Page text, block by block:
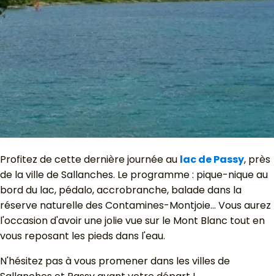
Profitez de cette dernière journée au lac de Passy, près
de la ville de Sallanches. Le programme : pique-nique au
bord du lac, pédalo, accrobranche, balade dans la
réserve naturelle des Contamines-Montjoie... Vous aurez
l'occasion d'avoir une jolie vue sur le Mont Blanc tout en
vous reposant les pieds dans l'eau.
N'hésitez pas à vous promener dans les villes de